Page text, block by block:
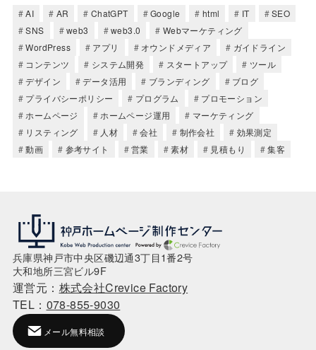
AI AR ChatGPT Google html IT
SEO
SNS
web3 web3.0
Webマーケティング
WordPress
アプリ オウンドメディア
ガイドライン
コンテンツ
システム開発 スタートアップ
ツール
デザイン
データ活用 ブランディング
ブログ
プライバシーポリシー
プログラム
プロモーション
ホームページ
ホームページ運用
マーケティング
リスティング
人材 会社 制作会社
効果測定
動画
参考サイト 営業 素材 見積もり 集客
兵庫県神戸市中央区磯辺通3丁目1番2号
大和地所三宮ビル9F
運営元： 株式会社Crevice Factory
TEL： 078-855-9030
メール無料相談